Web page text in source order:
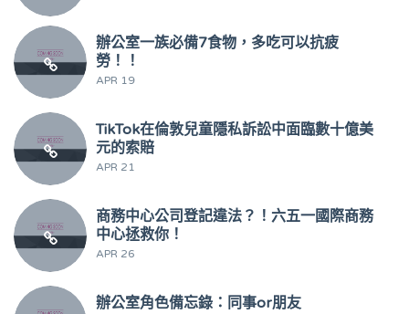
辦公室一族必備7食物，多吃可以抗疲
勞！！
APR 19
TikTok在倫敦兒童隱私訴訟中面臨數十億美
元的索賠
APR 21
商務中心公司登記違法？！六五一國際商務
中心拯救你！
APR 26
辦公室角色備忘錄：同事or朋友